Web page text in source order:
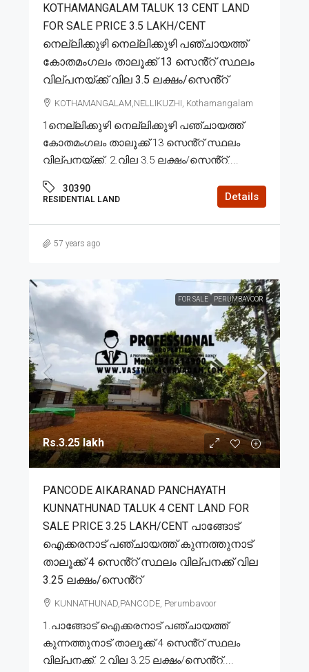
KOTHAMANGALAM TALUK 13 CENT LAND
FOR SALE PRICE 3.5 LAKH/CENT
നെല്ലിക്കുഴി നെല്ലിക്കുഴി പഞ്ചായത്ത്
കോതമംഗലം താലൂക്ക് 13 സെൻ്റ് സ്ഥലം
വില്പനയ്ക്ക് വില 3.5 ലക്ഷം/സെൻ്റ്
KOTHAMANGALAM,NELLIKUZHI, Kothamangalam
1നെല്ലിക്കുഴി നെല്ലിക്കുഴി പഞ്ചായത്ത്
കോതമംഗലം താലൂക്ക് 13 സെൻ്റ് സ്ഥലം
വില്പനയ്ക്ക്. 2.വില 3.5 ലക്ഷം/സെൻ്റ്....
30390
RESIDENTIAL LAND Details
57 years ago
FOR SALE PERUMBAVOOR
Rs.3.25 lakh
PANCODE AIKARANAD PANCHAYATH
KUNNATHUNAD TALUK 4 CENT LAND FOR
SALE PRICE 3.25 LAKH/CENT പാങ്ങോട്
ഐക്കരനാട് പഞ്ചായത്ത് കുന്നത്തുനാട്
താലൂക്ക് 4 സെൻ്റ് സ്ഥലം വില്പനക്ക് വില
3.25 ലക്ഷം/സെൻ്റ്
KUNNATHUNAD,PANCODE, Perumbavoor
1.പാങ്ങോട് ഐക്കരനാട് പഞ്ചായത്ത്
കുന്നത്തുനാട് താലൂക്ക് 4 സെൻ്റ് സ്ഥലം
വില്പനക്ക്. 2.വില 3.25 ലക്ഷം/സെൻ്റ്....